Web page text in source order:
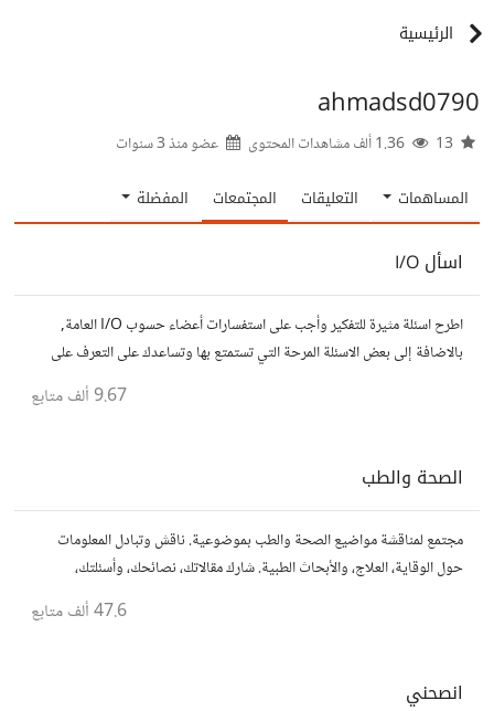
الرئيسية
ahmadsd0790
عضو منذ3 سنوات
المساهمات التعليقات المجتمعات المفضلة
اسأل I/O
اطرح اسئلة مثيرة للتفكير وأجب على استفسارات أعضاء حسوب I/O العامة,
بالاضافة إلى بعض الاسئلة المرحة التي تستمتع بها وتساعدك على التعرف على
9.67 ألف متابع
الصحة والطب
مجتمع لمناقشة مواضيع الصحة والطب بموضوعية. ناقش وتبادل المعلومات
حول الوقاية، العلاج، والأبحاث الطبية. شارك مقالاتك، نصائحك، وأسئلتك،
47.6 ألف متابع
انصحني